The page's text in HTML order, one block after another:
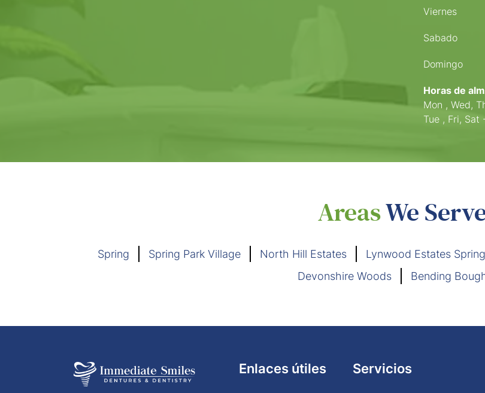
Viernes
Sabado
Domingo
Horas de
Mon , Wed,
Tue , Fri, Sat
AreasWe
Spring Spring Park Village North Hill Estates Lynwood Estates Spring
Devonshire Woods
Bending
Enlaces útiles Servicios